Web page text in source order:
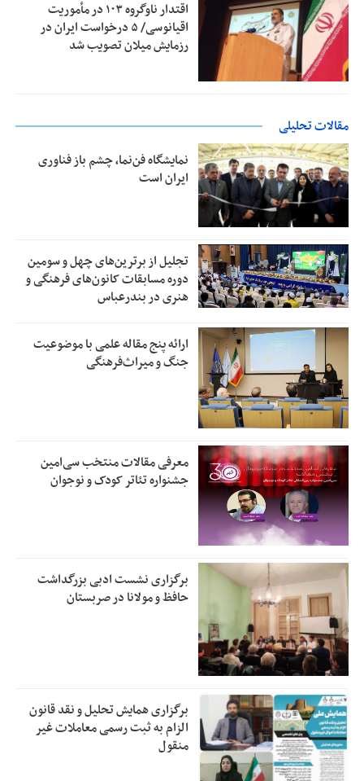
اقتدار ناوگروه ۱۰۳ در مأموریت‌
اقیانوسی/ ۵ درخواست ایران در
رزمایش میلان تصویب شد
مقالات تحلیلی
نمایشگاه فن‌نما، چشم باز فناوری
ایران است
تجلیل از بر‌ترین‌های چهل و سومین
دوره مسابقات کانون‌های فرهنگی و
هنری در بندرعباس
ارائه پنج مقاله علمی با موضوعیت
جنگ و میراث‌فرهنگی
معرفی مقالات منتخب سی‌امین
جشنواره تئاتر کودک و نوجوان
برگزاری نشست ادبی بزرگداشت
حافظ و مولانا در صربستان
برگزاری همایش تحلیل و نقد قانون
الزام به ثبت رسمی معاملات غیر
منقول